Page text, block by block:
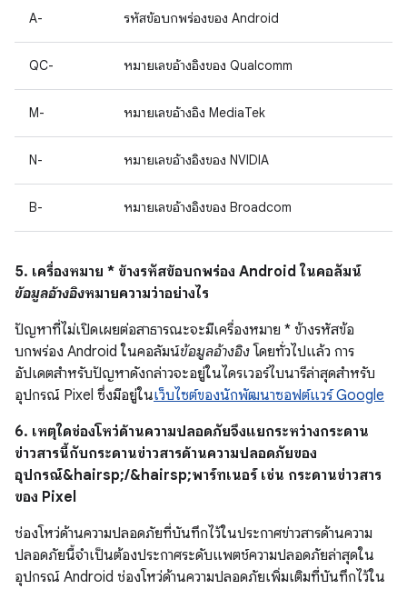
A- รหัสข้อบกพร่องของ Android
QC- หมายเลขอ้างอิงของ Qualcomm
M- หมายเลขอ้างอิง MediaTek
N- หมายเลขอ้างอิงของ NVIDIA
B- หมายเลขอ้างอิงของ Broadcom
5. เครื่องหมาย * ข้างรหัสข้อบกพร่อง Android ในคอลัมน์
ข้อมูลอ้างอิงหมายความว่าอย่างไร
ปัญหาที่ไม่เปิดเผยต่อสาธารณะจะมีเครื่องหมาย * ข้างรหัสข้อ
บกพร่อง Android ในคอลัมน์ข้อมูลอ้างอิง โดยทั่วไปแล้ว การ
อัปเดตสำหรับปัญหาดังกล่าวจะอยู่ในไดรเวอร์ไบนารีล่าสุดสำหรับ
อุปกรณ์ Pixel ซึ่งมีอยู่ในเว็บไซต์ของนักพัฒนาซอฟต์แวร์ Google
6. เหตุใดช่องโหว่ด้านความปลอดภัยจึงแยกระหว่างกระดาน
ข่าวสารนี้กับกระดานข่าวสารด้านความปลอดภัยของ
อุปกรณ์&hairsp;/&hairsp;พาร์ทเนอร์ เช่น กระดานข่าวสาร
ของ Pixel
ช่องโหว่ด้านความปลอดภัยที่บันทึกไว้ในประกาศข่าวสารด้านความ
ปลอดภัยนี้จำเป็นต้องประกาศระดับแพตช์ความปลอดภัยล่าสุดใน
อุปกรณ์ Android ช่องโหว่ด้านความปลอดภัยเพิ่มเติมที่บันทึกไว้ใน